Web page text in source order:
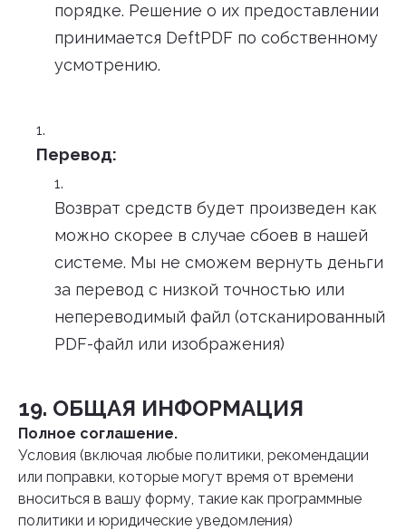
порядке. Решение о их предоставлении
принимается DeftPDF по собственному
усмотрению.
Перевод:
Возврат средств будет произведен как
можно скорее в случае сбоев в нашей
системе. Мы не сможем вернуть деньги
за перевод с низкой точностью или
непереводимый файл (отсканированный
PDF-файл или изображения)
19. ОБЩАЯ ИНФОРМАЦИЯ
Полное соглашение.
Условия (включая любые политики, рекомендации
или поправки, которые могут время от времени
вноситься в вашу форму, такие как программные
политики и юридические уведомления)